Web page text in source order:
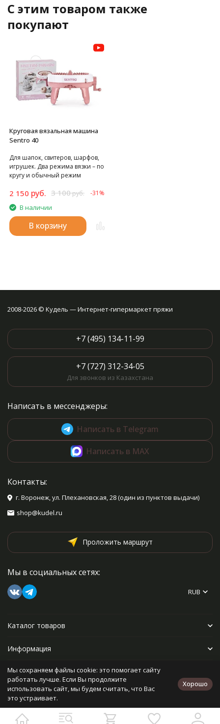
C этим товаром также
покупают
Круговая вязальная машина
Sentro 40
Для шапок, свитеров, шарфов,
игрушек. Два режима вязки – по
кругу и обычный режим
2 150 руб. 3 100руб. -31%
В наличии
В корзину
2008-2026 © Кудель — Интернет-гипермаркет пряжи
+7 (495) 134-11-99
+7 (727) 312-34-05
Для звонков из Казахстана
Написать в мессенджеры:
Написать в Telegram
Написать в MAX
Контакты:
г. Воронеж, ул. Плехановская, 28 (один из пунктов выдачи)
shop@kudel.ru
Проложить маршрут
Мы в социальных сетях:
RUB
Каталог товаров
Информация
Прочее
Политика персональных данных
Разработано в
bodysite.ru
Мы сохраняем файлы cookie: это помогает сайту
работать лучше. Если Вы продолжите
использовать сайт, мы будем считать, что Вас
это устраивает.
Хорошо